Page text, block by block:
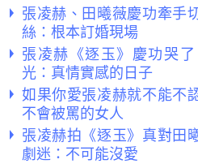
張凌赫、田曦薇慶功牽
絲：根本訂婚現場
張凌赫《逐玉》慶功哭
光：真情實感的日子
如果你愛張凌赫就不能不
不會被罵的女人
張凌赫拍《逐玉》真對田
劇迷：不可能沒愛